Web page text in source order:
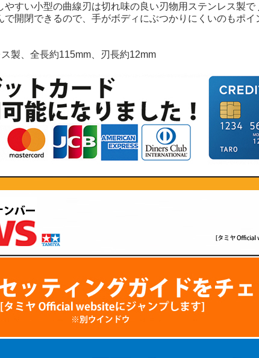
すい小型の曲線刃は切れ味の良い刃物用ステンレス製で
開閉できるので、手がボディにぶつかりにくいのもポ
製、全長約115mm、刃長約12mm